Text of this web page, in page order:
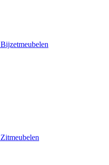
Bijzetmeubelen
Zitmeubelen